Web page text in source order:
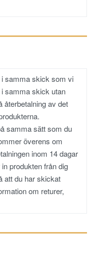
samma skick som vi
samma skick utan
återbetalning av det
samma sätt som du
överens om
inom 14 dagar
produkten från dig
att du har skickat
om returer,